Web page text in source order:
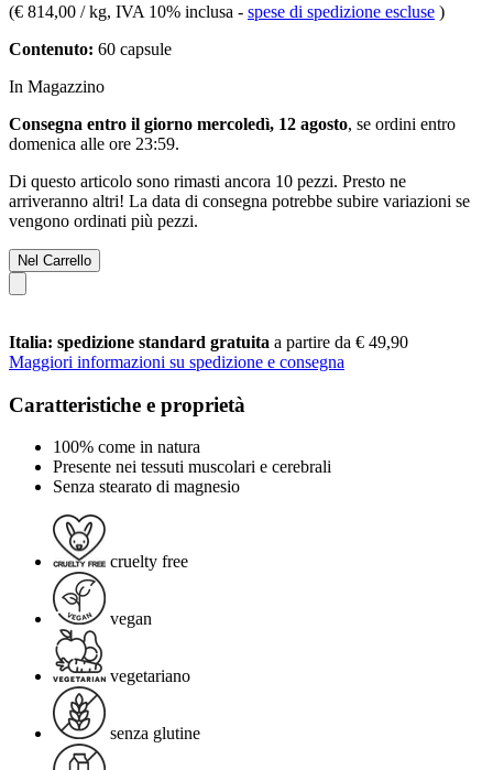
(€ 814,00 / kg, IVA 10% inclusa - spese di spedizione escluse )
Contenuto: 60 capsule
In Magazzino
Consegna entro il giorno mercoledì, 12 agosto, se ordini entro
domenica alle ore 23:59.
Di questo articolo sono rimasti ancora 10 pezzi. Presto ne
arriveranno altri! La data di consegna potrebbe subire variazioni se
vengono ordinati più pezzi.
Nel Carrello
Italia: spedizione standard gratuita a partire da € 49,90
Maggiori informazioni su spedizione e consegna
Caratteristiche e proprietà
100% come in natura
Presente nei tessuti muscolari e cerebrali
Senza stearato di magnesio
cruelty free
vegan
vegetariano
senza glutine